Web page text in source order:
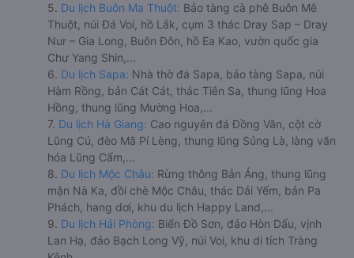
5. Du lịch Buôn Ma Thuột: Bảo tàng cà phê Buôn Mê
Thuột, núi Đá Voi, hồ Lắk, cụm 3 thác Dray Sap – Dray
Nur – Gia Long, Buôn Đôn, hồ Ea Kao, vườn quốc gia
Chư Yang Shin,...
6. Du lịch Sapa: Nhà thờ đá Sapa, bảo tàng Sapa, núi
Hàm Rồng, bản Cát Cát, thác Tiên Sa, thung lũng Hoa
Hồng, thung lũng Mường Hoa,...
7. Du lịch Hà Giang: Cao nguyên đá Đồng Văn, cột cờ
Lũng Cú, đèo Mã Pí Lèng, thung lũng Sủng Là, làng văn
hóa Lũng Cẩm,...
8. Du lịch Mộc Châu: Rừng thông Bản Áng, thung lũng
mận Nà Ka, đồi chè Mộc Châu, thác Dải Yếm, bản Pa
Phách, hang dơi, khu du lịch Happy Land,...
9. Du lịch Hải Phòng: Biển Đồ Sơn, đảo Hòn Dấu, vịnh
Lan Hạ, đảo Bạch Long Vỹ, núi Voi, khu di tích Tràng